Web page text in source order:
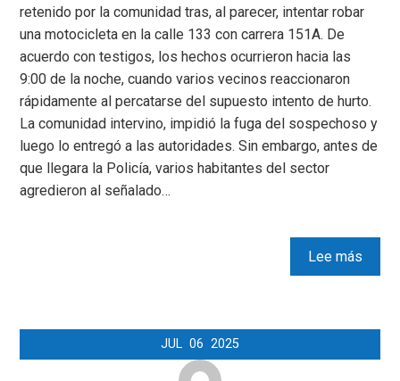
retenido por la comunidad tras, al parecer, intentar robar
una motocicleta en la calle 133 con carrera 151A. De
acuerdo con testigos, los hechos ocurrieron hacia las
9:00 de la noche, cuando varios vecinos reaccionaron
rápidamente al percatarse del supuesto intento de hurto.
La comunidad intervino, impidió la fuga del sospechoso y
luego lo entregó a las autoridades. Sin embargo, antes de
que llegara la Policía, varios habitantes del sector
agredieron al señalado…
Lee más
JUL 06 2025